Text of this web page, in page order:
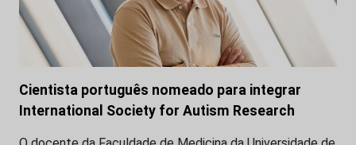
Cientista português nomeado para integrar
International Society for Autism Research